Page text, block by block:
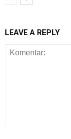
LEAVE A REPLY